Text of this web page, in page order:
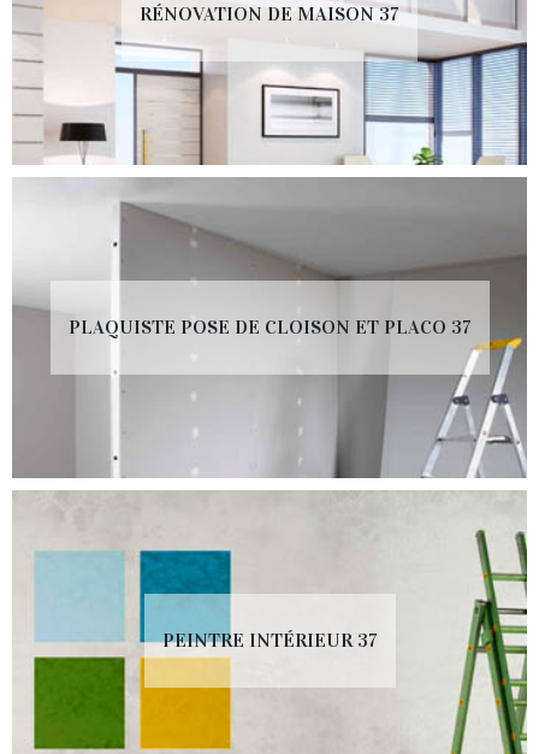
RÉNOVATION DE MAISON 37
PLAQUISTE POSE DE CLOISON ET PLACO 37
PEINTRE INTÉRIEUR 37